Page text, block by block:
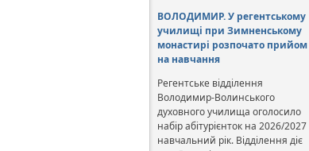
ВОЛОДИМИР. У регентському
училищі при Зимненському
монастирі розпочато прийом
на навчання
Регентське відділення
Володимир-Волинського
духовного училища оголосило
набір абітурієнток на 2026/2027
навчальний рік. Відділення діє